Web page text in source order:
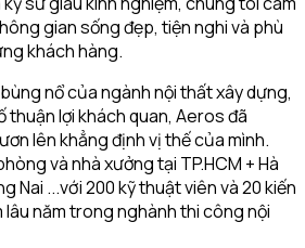
gian sống đẹp, tiện nghi và phù
khách hàng.
nổ của ngành nội thất xây dựng,
thuận lợi khách quan, Aeros đã
lên khẳng định vị thế của mình.
và nhà xưởng tại TP.HCM + Hà
Nai ...với 200 kỹ thuật viên và 20 kiến
năm trong nghành thi công nội